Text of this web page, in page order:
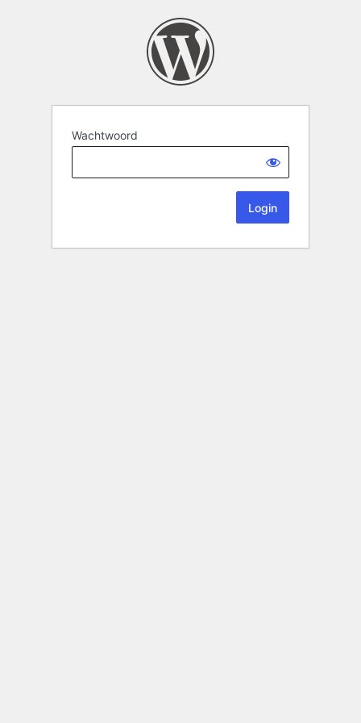
Wachtwoord